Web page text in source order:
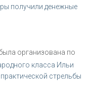
получили денежные
организована по
класса Ильи
стрельбы